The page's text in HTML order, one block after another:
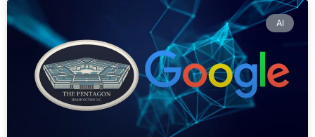
AI